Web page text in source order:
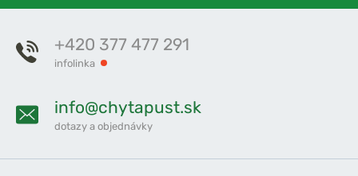
+420 377 477 291
infolinka
info@chytapust.sk
dotazy a objednávky